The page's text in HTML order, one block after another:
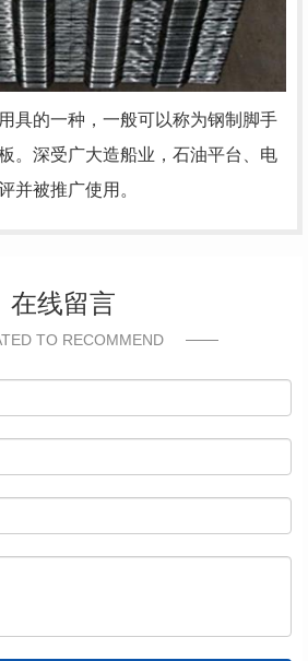
具的一种，一般可以称为钢制脚手
。深受广大造船业，石油平台、电
并被推广使用。
在线留言
TO RECOMMEND